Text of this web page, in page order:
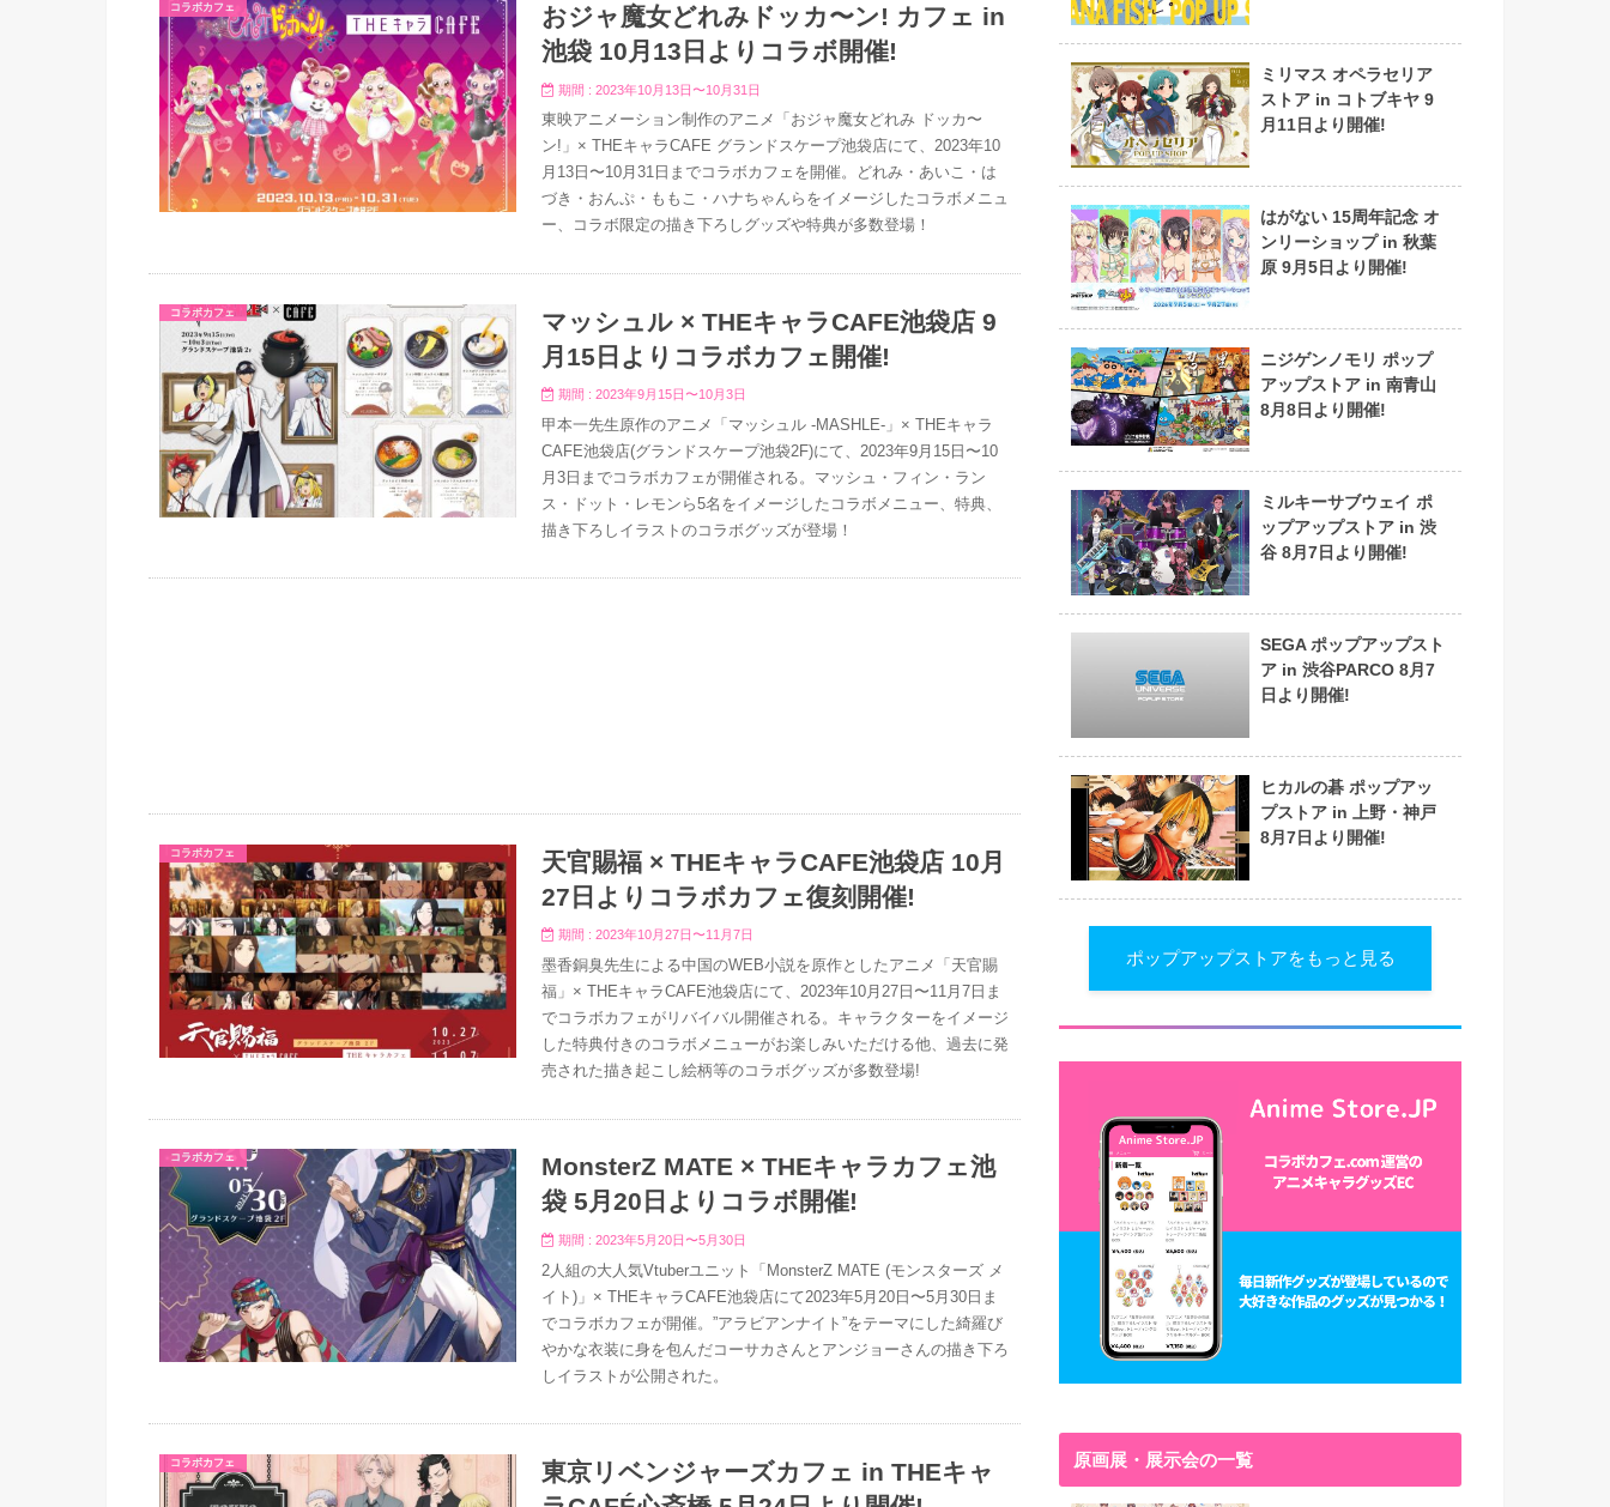
コラボカフェ
おジャ魔女どれみドッカ〜ン! カフェ in
池袋 10月13日よりコラボ開催!
期間 : 2023年10月13日〜10月31日
東映アニメーション制作のアニメ「おジャ魔女どれみ ドッカ〜
ン!」× THEキャラCAFE グランドスケープ池袋店にて、2023年10
月13日〜10月31日までコラボカフェを開催。どれみ・あいこ・は
づき・おんぷ・ももこ・ハナちゃんらをイメージしたコラボメニュ
ー、コラボ限定の描き下ろしグッズや特典が多数登場！
コラボカフェ
マッシュル × THEキャラCAFE池袋店 9
月15日よりコラボカフェ開催!
期間 : 2023年9月15日〜10月3日
甲本一先生原作のアニメ「マッシュル -MASHLE-」× THEキャラ
CAFE池袋店(グランドスケープ池袋2F)にて、2023年9月15日〜10
月3日までコラボカフェが開催される。マッシュ・フィン・ラン
ス・ドット・レモンら5名をイメージしたコラボメニュー、特典、
描き下ろしイラストのコラボグッズが登場！
コラボカフェ
天官賜福 × THEキャラCAFE池袋店 10月
27日よりコラボカフェ復刻開催!
期間 : 2023年10月27日〜11月7日
墨香銅臭先生による中国のWEB小説を原作としたアニメ「天官賜
福」× THEキャラCAFE池袋店にて、2023年10月27日〜11月7日ま
でコラボカフェがリバイバル開催される。キャラクターをイメージ
した特典付きのコラボメニューがお楽しみいただける他、過去に発
売された描き起こし絵柄等のコラボグッズが多数登場!
コラボカフェ
MonsterZ MATE × THEキャラカフェ池
袋 5月20日よりコラボ開催!
期間 : 2023年5月20日〜5月30日
2人組の大人気Vtuberユニット「MonsterZ MATE (モンスターズ メ
イト)」× THEキャラCAFE池袋店にて2023年5月20日〜5月30日ま
でコラボカフェが開催。”アラビアンナイト”をテーマにした綺羅び
やかな衣装に身を包んだコーサカさんとアンジョーさんの描き下ろ
しイラストが公開された。
コラボカフェ
東京リベンジャーズカフェ in THEキャ
ミリマス オペラセリア
ストア in コトブキヤ 9
月11日より開催!
はがない 15周年記念 オ
ンリーショップ in 秋葉
原 9月5日より開催!
ニジゲンノモリ ポップ
アップストア in 南青山
8月8日より開催!
ミルキーサブウェイ ポ
ップアップストア in 渋
谷 8月7日より開催!
SEGA ポップアップスト
ア in 渋谷PARCO 8月7
日より開催!
ヒカルの碁 ポップアッ
プストア in 上野・神戸
8月7日より開催!
ポップアップストアをもっと見る
原画展・展示会の一覧